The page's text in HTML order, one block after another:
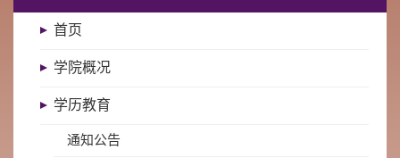
首页
学院概况
学历教育
通知公告